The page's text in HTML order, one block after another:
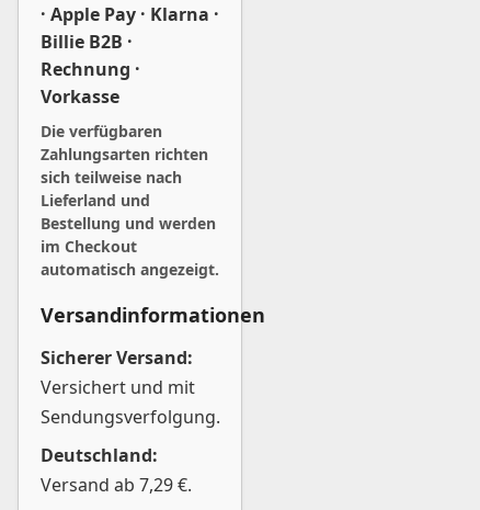
· Apple Pay · Klarna ·
Billie B2B ·
Rechnung ·
Vorkasse
Die verfügbaren
Zahlungsarten richten
sich teilweise nach
Lieferland und
Bestellung und werden
im Checkout
automatisch angezeigt.
Versandinformationen
Sicherer Versand:
Versichert und mit
Sendungsverfolgung.
Deutschland:
Versand ab 7,29 €.